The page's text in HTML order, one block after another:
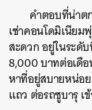
คำตอบที่น่าต
เช่าคอนโดมิเนียม
สะดวก อยู่ในระดั
8,000บาทต่อเดื
หาที่อยู่สบายหน่อ
แถว ต่อรถซูบารุ เ